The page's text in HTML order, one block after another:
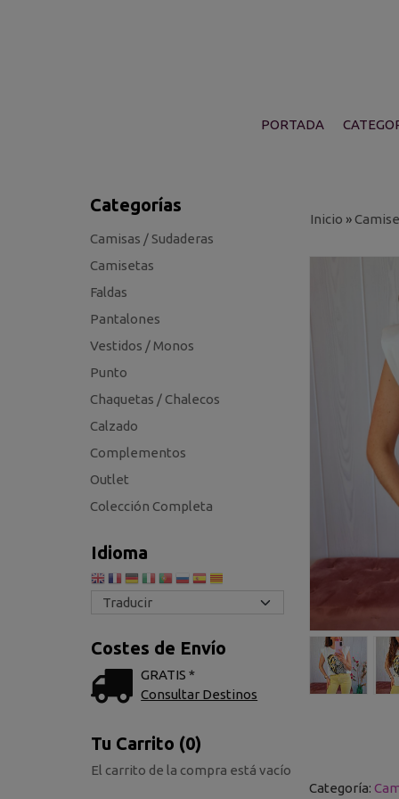
PORTADA
Categorías
Camisas / Sudaderas
Camisetas
Faldas
Pantalones
Vestidos / Monos
Punto
Chaquetas / Chalecos
Calzado
Complementos
Outlet
Colección Completa
Idioma
Costes de Envío
GRATIS *
Consultar Destinos
Tu Carrito (0)
El carrito de la compra está vacío
Inicio »
Categoría: